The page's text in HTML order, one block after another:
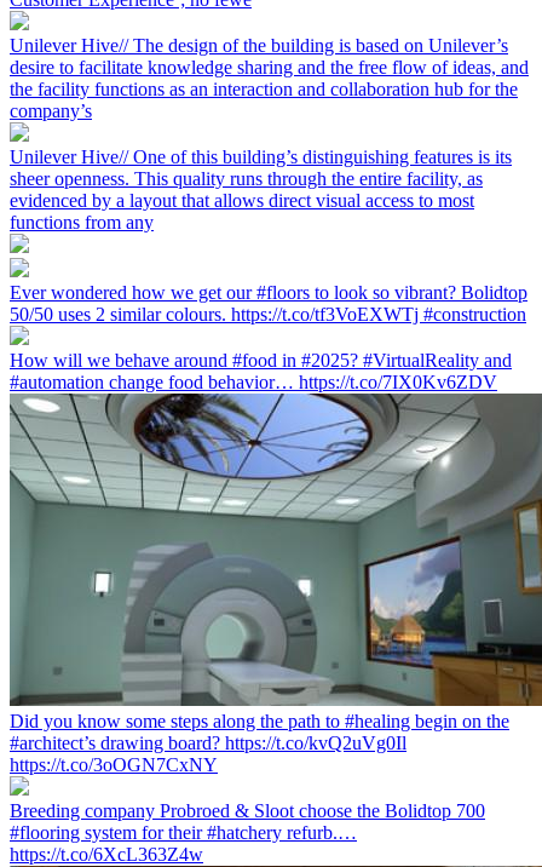
Unilever Hive// The design of the building is based on Unilever’s
desire to facilitate knowledge sharing and the free flow of ideas, and
the facility functions as an interaction and collaboration hub for the
company’s
Unilever Hive// One of this building’s distinguishing features is its
sheer openness. This quality runs through the entire facility, as
evidenced by a layout that allows direct visual access to most
functions from any
Ever wondered how we get our #floors to look so vibrant? Bolidtop
50/50 uses 2 similar colours. https://t.co/tf3VoEXWTj #construction
How will we behave around #food in #2025? #VirtualReality and
#automation change food behavior… https://t.co/7IX0Kv6ZDV
Did you know some steps along the path to #healing begin on the
#architect’s drawing board? https://t.co/kvQ2uVg0Il
https://t.co/3oOGN7CxNY
Breeding company Probroed & Sloot choose the Bolidtop 700
#flooring system for their #hatchery refurb.…
https://t.co/6XcL363Z4w